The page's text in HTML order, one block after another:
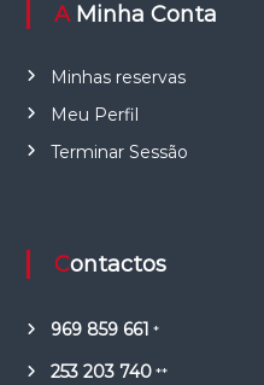
A Minha Conta
Minhas reservas
Meu Perfil
Terminar Sessão
Contactos
969 859 661 *
253 203 740**